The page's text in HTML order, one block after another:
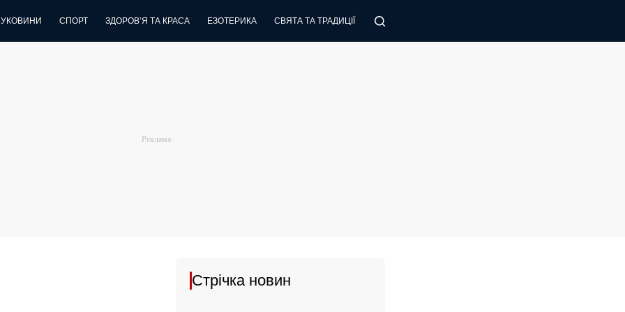
СПОРТ ЗДОРОВ’Я ТА КРАСА ЕЗОТЕРИКА СВЯТА ТА ТРАДИЦІЇ ПОРАДИ
Стрічка новин